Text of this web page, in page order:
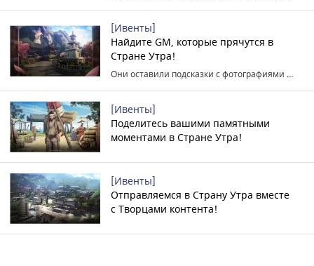
[Ивенты]
Найдите GM, которые прячутся в
Стране Утра!
Они оставили подсказки с фотографиями мест Страны Утра!
[Ивенты]
Поделитесь вашими памятными
моментами в Стране Утра!
[Ивенты]
Отправляемся в Страну Утра вместе
с Творцами контента!